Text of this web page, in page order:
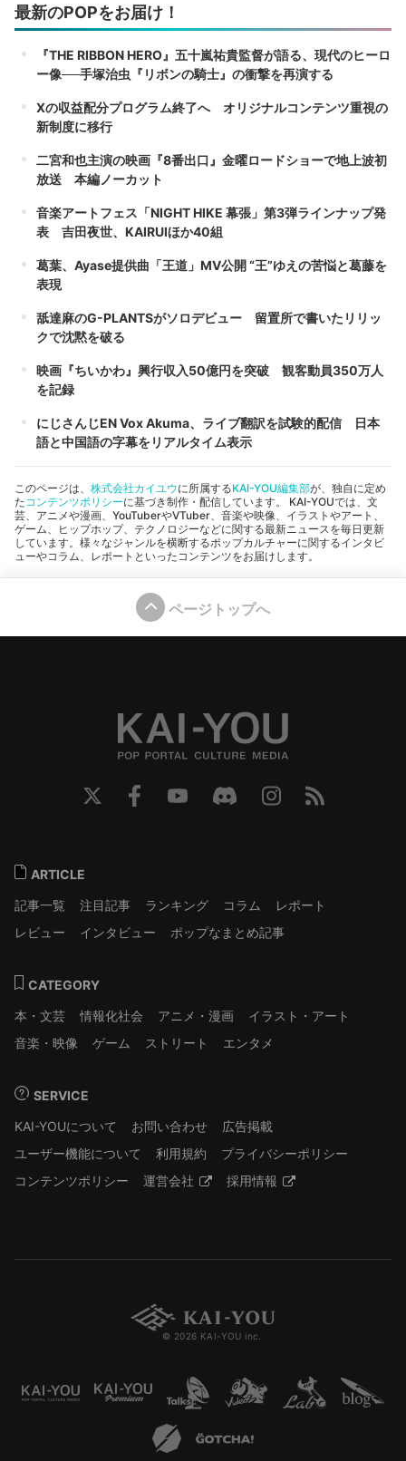
最新のPOPをお届け！
『THE RIBBON HERO』五十嵐祐貴監督が語る、現代のヒーロ
ー像──手塚治虫『リボンの騎士』の衝撃を再演する
Xの収益配分プログラム終了へ オリジナルコンテンツ重視の
新制度に移行
二宮和也主演の映画『8番出口』金曜ロードショーで地上波初
放送 本編ノーカット
音楽アートフェス「NIGHT HIKE 幕張」第3弾ラインナップ発
表 吉田夜世、KAIRUIほか40組
葛葉、Ayase提供曲「王道」MV公開 “王”ゆえの苦悩と葛藤を
表現
舐達麻のG-PLANTSがソロデビュー 留置所で書いたリリッ
クで沈黙を破る
映画『ちいかわ』興行収入50億円を突破 観客動員350万人
を記録
にじさんじEN Vox Akuma、ライブ翻訳を試験的配信 日本
語と中国語の字幕をリアルタイム表示
このページは、 株式会社カイユウに所属するKAI-YOU編集部が、独自に定め
たコンテンツポリシーに基づき制作・配信しています。 KAI-YOUでは、文
芸、アニメや漫画、YouTuberやVTuber、音楽や映像、イラストやアート、
ゲーム、ヒップホップ、テクノロジーなどに関する最新ニュースを毎日更新
しています。様々なジャンルを横断するポップカルチャーに関するインタビ
ューやコラム、レポートといったコンテンツをお届けします。
ページトップへ
ARTICLE
記事一覧
注目記事 ランキング コラム
レポート
レビュー
インタビュー ポップなまとめ記事
CATEGORY
本・文芸
情報化社会 アニメ・漫画
イラスト・アート
音楽・映像
ゲーム ストリート エンタメ
SERVICE
KAI-YOUについて
お問い合わせ
広告掲載
ユーザー機能について
利用規約
プライバシーポリシー
コンテンツポリシー
運営会社 採用情報
© 2026 KAI-YOU inc.